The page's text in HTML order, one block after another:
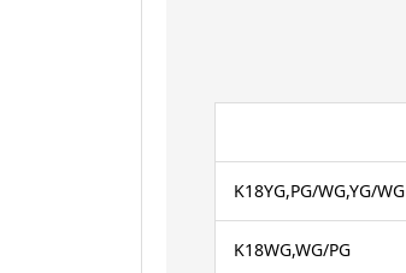
K18YG,PG/WG,YG/WG
K18WG,WG/PG